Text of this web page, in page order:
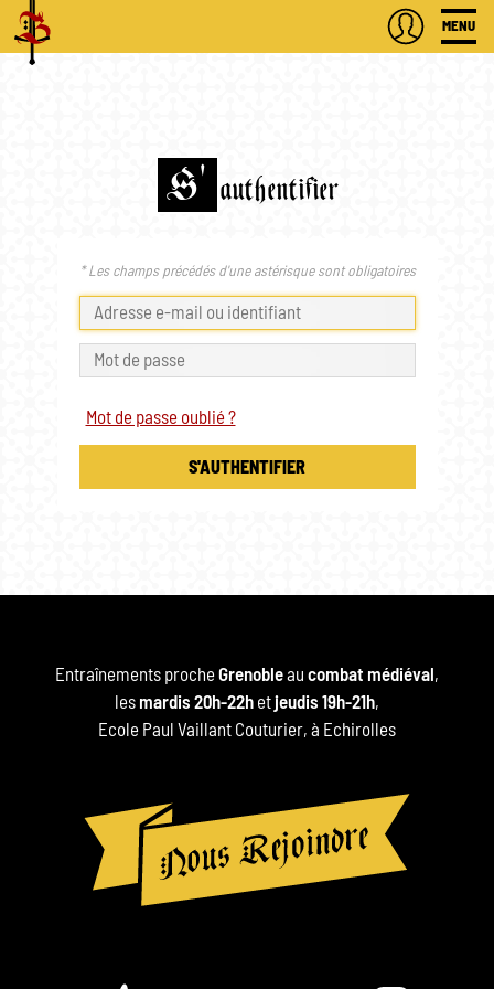
MENU
S' authentifier
* Les champs précédés d'une astérisque sont obligatoires
Mot de passe oublié ?
S'AUTHENTIFIER
Entraînements procheGrenobleau combat médiéval ,
les mardis 20h-22h etjeudis 19h-21h,
Ecole Paul Vaillant Couturier, à Echirolles